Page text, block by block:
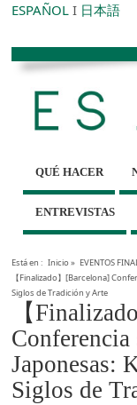
ESPAÑOL I 日本語
QUÉ HACER
ENTREVISTAS
Está en : Inicio» EVENTOS
【Finalizado】[Barcelona]
Siglos de Tradición y Arte
【
Conferencia
Japonesas:
Siglos de